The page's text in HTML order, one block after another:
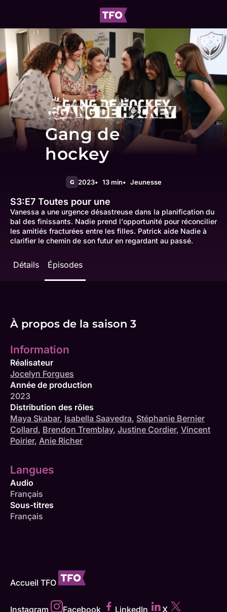
Gang de
hockey
G 2023 13 min Jeunesse
S3:E7 Toutes pour une
Vanessa a une urgence désastreuse dans la planification du
bal des finissants. Nadie prend l'opportunité pour réconcilier
les amitiés fracturées entre les filles. Patrick aide Nadie à
clarifier le chemin de son futur en regardant au passé.
Détails Épisodes
À propos de la saison 3
Information
Réalisateur
Jocelyn Forgues
Année de production
2023
Distribution des rôles
Maya Skabar, Isabella Saavedra, Stéphanie Bernier
Collard, Brendon Tremblay, Justine Cordier, Vincent
Poirier, Anie Richer
Langues
Audio
Français
Sous-titres
Français
Accueil TFO
Instagram Facebook LinkedIn X